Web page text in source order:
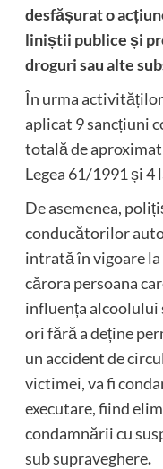
desfășurat o
liniștii publice și
droguri sau alte
În urma
aplicat 9 sancțiuni
totală de
Legea 61/1991 și 4
De asemenea,
conducătorilor
intrată în vigoare
cărora persoana
influența alcoolului
ori fără a deține
un accident de
victimei, va fi
executare, fiind
condamnării cu
sub supraveghere.